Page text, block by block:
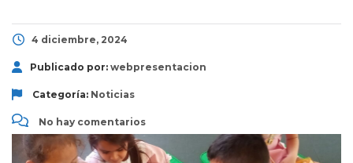
4 diciembre, 2024
Publicado por: webpresentacion
Categoría: Noticias
No hay comentarios